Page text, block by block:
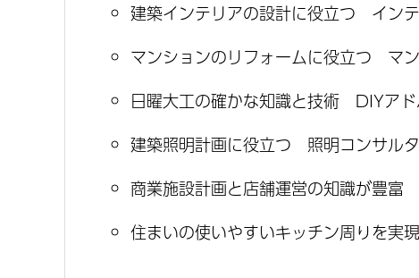
建築インテリアの設計に役立つ イン
マンションのリフォームに役立つ マ
日曜大工の確かな知識と技術 DIYアド
建築照明計画に役立つ 照明コンサル
商業施設計画と店舗運営の知識が豊
住まいの使いやすいキッチン周りを